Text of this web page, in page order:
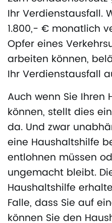
Ihr Verdienstausfall.
1.800,- € monatlich
Opfer eines
arbeiten können,
Ihr Verdienstausfall
Auch wenn Sie Ihren
können, stellt dies
da. Und zwar
eine Haushaltshilfe
entlohnen müssen
ungemacht bleibt.
Haushaltshilfe
Falle, dass Sie auf
können Sie den